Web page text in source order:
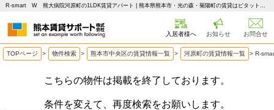
R-smart W 熊大病院河原町の1LDK賃貸アパート | 熊本県熊本市・光の森・菊陽町の賃貸はピタットハウス 熊本賃貸サポート
入居者様へ お知らせ お問合せ
TOPページ > 物件検索 > 熊本市中央区の賃貸情報一覧 > 河原町の賃貸情報一覧 > R-
こちらの物件は掲載を終了しております。
条件を変えて、再度検索をお願いします。